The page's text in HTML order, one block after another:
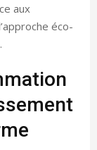
aux
éco-